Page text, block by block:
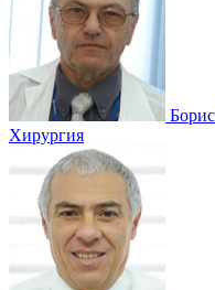
Хирургия